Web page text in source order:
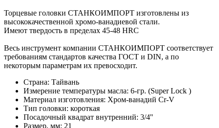
Торцевые головки СТАНКОИМПОРТ изготовлены из
высококачественной хромо-ванадиевой стали.
Имеют твердость в пределах 45-48 HRC
Весь инструмент компании СТАНКОИМПОРТ соответствует
требованиям стандартов качества ГОСТ и DIN, а по
некоторым параметрам их превосходит.
Страна: Тайвань
Измерение температуры масла: 6-гр. (Super Lock )
Материал изготовления: Хром-ванадий Cr-V
Тип головки: короткая
Посадочный квадрат внутренний: 3/4''
Размер, мм: 21